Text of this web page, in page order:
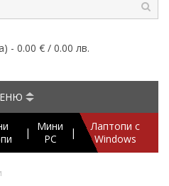
- 0.00 € / 0.00 лв.
|
Мини
PC
|
Лаптопи с
Windows